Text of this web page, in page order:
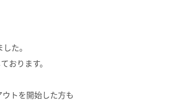
た。
おります。
トを開始した方も